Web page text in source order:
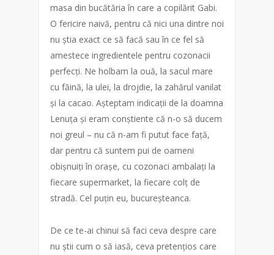
masa din bucătăria în care a copilărit Gabi.
O fericire naivă, pentru că nici una dintre noi
nu știa exact ce să facă sau în ce fel să
amestece ingredientele pentru cozonacii
perfecți. Ne holbam la ouă, la sacul mare
cu făină, la ulei, la drojdie, la zahărul vanilat
și la cacao. Așteptam indicații de la doamna
Lenuța și eram conștiente că n-o să ducem
noi greul – nu că n-am fi putut face față,
dar pentru că suntem pui de oameni
obișnuiți în orașe, cu cozonaci ambalați la
fiecare supermarket, la fiecare colț de
stradă. Cel puțin eu, bucureșteanca.
De ce te-ai chinui să faci ceva despre care
nu știi cum o să iasă, ceva pretențios care